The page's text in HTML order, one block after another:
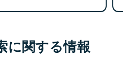
に関する情報